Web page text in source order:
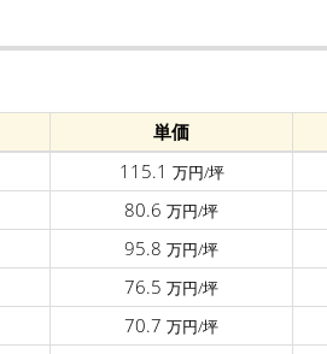
単価
115.1 万円/坪
80.6 万円/坪
95.8 万円/坪
76.5 万円/坪
70.7 万円/坪